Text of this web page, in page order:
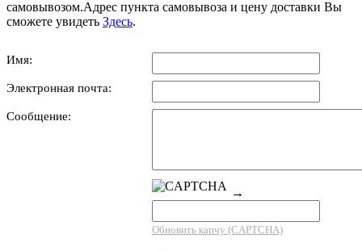
самовывозом.Адрес пункта самовывоза и цену доставки Вы
сможете увидеть Здесь.
Имя:
Электронная почта:
Сообщение:
→
Обновить капчу (CAPTCHA)